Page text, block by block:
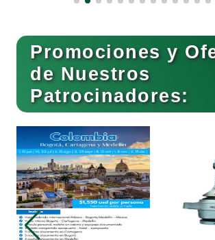
Buceo
Cafeterías
Cajas de Ahorro
Cámaras de Comercio
Promociones y
de Nuestros
Patrocinadores: